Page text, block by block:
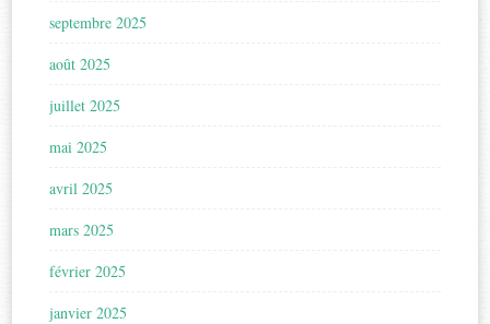
septembre 2025
août 2025
juillet 2025
mai 2025
avril 2025
mars 2025
février 2025
janvier 2025